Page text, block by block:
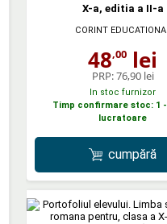
X-a, editia a II-a
CORINT EDUCATIONAL
48,00 lei
PRP:76,90 lei
In stoc furnizor
Timp confirmare stoc: 1
lucratoare
cumpără